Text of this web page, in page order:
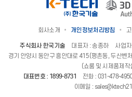
회사소개 개인정보처리방침
주식회사 한국기술 대표자 : 송종하
사업
경기 안양시 동안구 흥안대로 415 (평촌동, 두산벤
(쇼룸 및 시제품제작
대표번호 : 1899-8731 전화 : 031-478-
이메일 :